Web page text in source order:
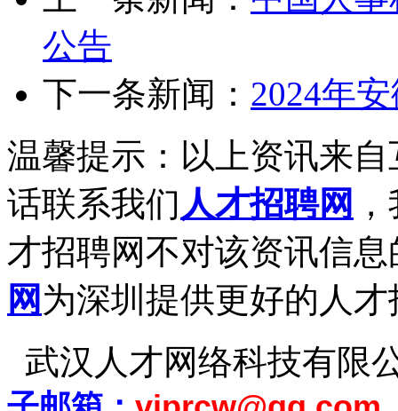
公告
下一条新闻： 2024年
温馨提示：以上资讯来
话联系我们 人才招聘网
才招聘网不对该资讯信
网 为深圳提供更好的人
武汉人才网络科技有限